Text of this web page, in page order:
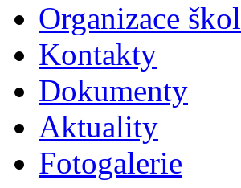
Organizace
Kontakty
Dokumenty
Aktuality
Fotogalerie